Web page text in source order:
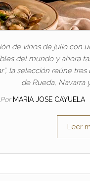
de vinos de julio con
del mundo y ahora
la selección reúne
de Rueda, Navarra
Por MARIA JOSE CAYUELA
Leer